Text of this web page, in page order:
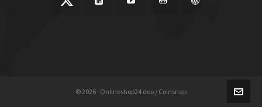
© 2026 · Onlineshop24 doo / Coinsnap